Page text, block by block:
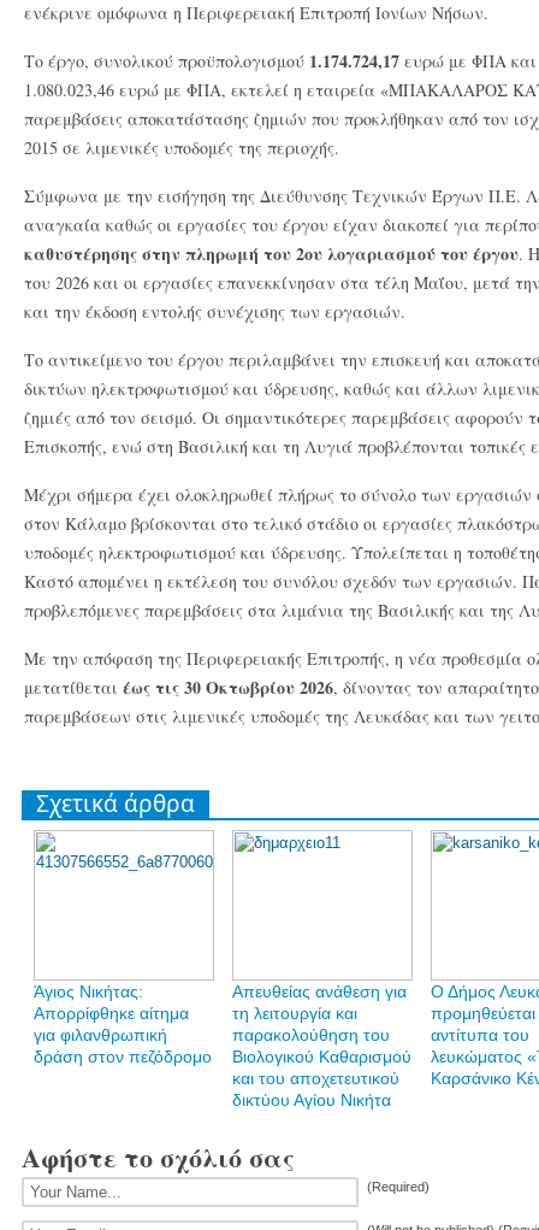
ενέκρινε ομόφωνα η Περιφερειακή Επιτροπή Ιονίων Νήσων.
Το έργο, συνολικού προϋπολογισμού 1.174.724,17 ευρώ με ΦΠΑ και
1.080.023,46 ευρώ με ΦΠΑ, εκτελεί η εταιρεία «ΜΠΑΚΑΛΑΡΟΣ
παρεμβάσεις αποκατάστασης ζημιών που προκλήθηκαν από τον
2015 σε λιμενικές υποδομές της περιοχής.
Σύμφωνα με την εισήγηση της Διεύθυνσης Τεχνικών Έργων Π.Ε.
αναγκαία καθώς οι εργασίες του έργου είχαν διακοπεί για
καθυστέρησης στην πληρωμή του 2ου λογαριασμού του έργου.
του 2026 και οι εργασίες επανεκκίνησαν στα τέλη Μαΐου, μετά
και την έκδοση εντολής συνέχισης των εργασιών.
Το αντικείμενο του έργου περιλαμβάνει την επισκευή και
δικτύων ηλεκτροφωτισμού και ύδρευσης, καθώς και άλλων
ζημιές από τον σεισμό. Οι σημαντικότερες παρεμβάσεις
Επισκοπής, ενώ στη Βασιλική και τη Λυγιά προβλέπονται
Μέχρι σήμερα έχει ολοκληρωθεί πλήρως το σύνολο των εργασιών
στον Κάλαμο βρίσκονται στο τελικό στάδιο οι εργασίες
υποδομές ηλεκτροφωτισμού και ύδρευσης. Υπολείπεται η
Καστό απομένει η εκτέλεση του συνόλου σχεδόν των εργασιών.
προβλεπόμενες παρεμβάσεις στα λιμάνια της Βασιλικής και της
Με την απόφαση της Περιφερειακής Επιτροπής, η νέα προθεσμία
μετατίθεται έως τις 30 Οκτωβρίου 2026, δίνοντας τον
παρεμβάσεων στις λιμενικές υποδομές της Λευκάδας και των
Σχετικά άρθρα
Άγιος Νικήτας:
Απορρίφθηκε αίτημα
για φιλανθρωπική
δράση στον πεζόδρομο
Απευθείας ανάθεση για
τη λειτουργία και
παρακολούθηση του
Βιολογικού Καθαρισμού
και του αποχετευτικού
δικτύου Αγίου Νικήτα
Ο Δήμος
αντίτυπα του
λευκώματος
Καρσάνικο
Αφήστε το σχόλιό σας
(Required)